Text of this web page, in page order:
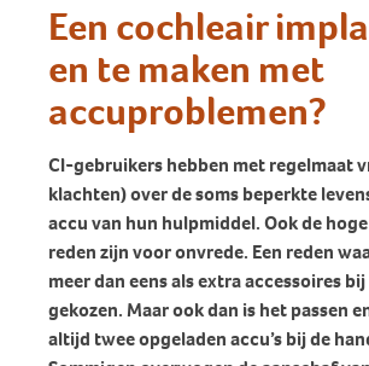
Een cochleair
en te maken met
accuproblemen?
CI-gebruikers hebben met regelmaat
klachten) over de soms beperkte
accu van hun hulpmiddel. Ook de
reden zijn voor onvrede. Een reden
meer dan eens als extra accessoires
gekozen. Maar ook dan is het passen
altijd twee opgeladen accu’s bij de